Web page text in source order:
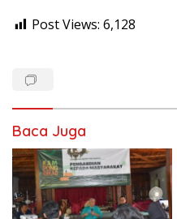
Post Views: 6,128
Baca Juga